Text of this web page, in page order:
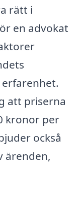
rätt i
en advokat
att priserna
kronor per
också
ärenden,